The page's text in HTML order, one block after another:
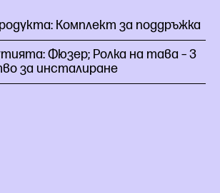
Комплект за поддръжка
Фюзер; Ролка на тава – 3
за инсталиране